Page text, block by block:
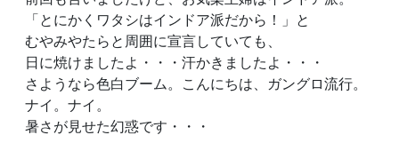
「とにかくワタシはインドア派だから！」と
むやみやたらと周囲に宣言していても、
日に焼けましたよ・・・汗かきましたよ・・・
さようなら色白ブーム。こんにちは、ガングロ流行。
ナイ。ナイ。
暑さが見せた幻惑です・・・